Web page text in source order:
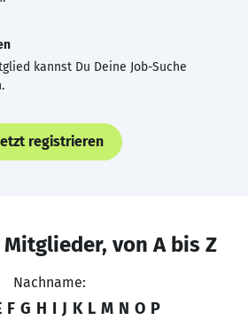
kannst Du Deine Job-Suche
registrieren
Mitglieder, von A bis Z
Nachname:
F G H I J K L M N O P